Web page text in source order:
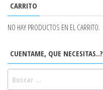
CARRITO
NO HAY PRODUCTOS EN EL CARRITO.
CUENTAME, QUE NECESITAS..?